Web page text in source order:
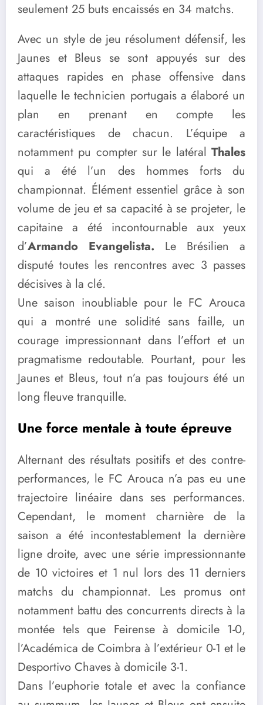
seulement 25 buts encaissés en 34 matchs.
Avec un style de jeu résolument défensif, les
Jaunes et Bleus se sont appuyés sur des
attaques rapides en phase offensive dans
laquelle le technicien portugais a élaboré un
plan en prenant en compte les
caractéristiques de chacun. L’équipe a
notamment pu compter sur le latéral Thales
qui a été l’un des hommes forts du
championnat. Élément essentiel grâce à son
volume de jeu et sa capacité à se projeter, le
capitaine a été incontournable aux yeux
d’Armando Evangelista. Le Brésilien a
disputé toutes les rencontres avec 3 passes
décisives à la clé.
Une saison inoubliable pour le FC Arouca
qui a montré une solidité sans faille, un
courage impressionnant dans l’effort et un
pragmatisme redoutable. Pourtant, pour les
Jaunes et Bleus, tout n’a pas toujours été un
long fleuve tranquille.
Une force mentale à toute épreuve
Alternant des résultats positifs et des contre-
performances, le FC Arouca n’a pas eu une
trajectoire linéaire dans ses performances.
Cependant, le moment charnière de la
saison a été incontestablement la dernière
ligne droite, avec une série impressionnante
de 10 victoires et 1 nul lors des 11 derniers
matchs du championnat. Les promus ont
notamment battu des concurrents directs à la
montée tels que Feirense à domicile 1-0,
l’Académica de Coimbra à l’extérieur 0-1 et le
Desportivo Chaves à domicile 3-1.
Dans l’euphorie totale et avec la confiance